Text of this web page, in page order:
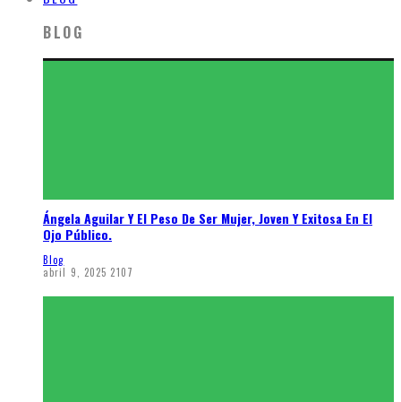
BLOG
Ángela Aguilar Y El Peso De Ser Mujer, Joven Y Exitosa En El
Ojo Público.
Blog
abril 9, 2025 2107